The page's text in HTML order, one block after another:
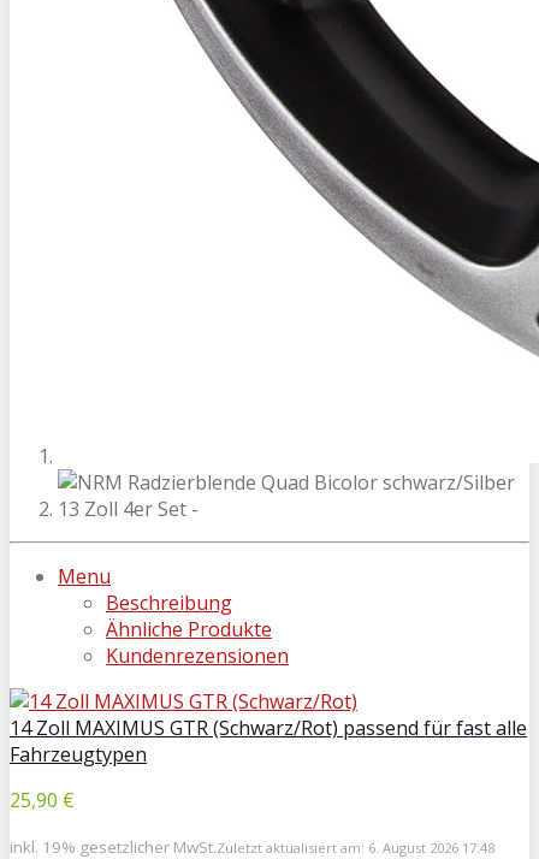
Menu
Beschreibung
Ähnliche Produkte
Kundenrezensionen
14 Zoll MAXIMUS GTR (Schwarz/Rot) passend für fast alle
Fahrzeugtypen
25,90 €
inkl. 19% gesetzlicher MwSt.Zuletzt aktualisiert am: 6. August 2026 17:48